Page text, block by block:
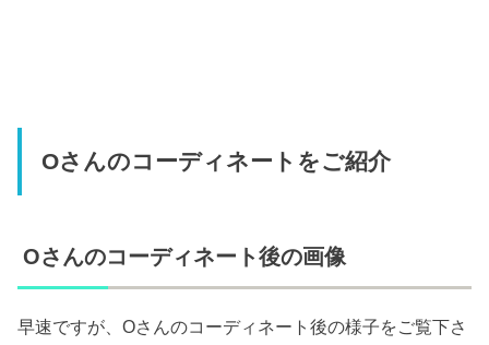
Oさんのコーディネートをご紹介
Oさんのコーディネート後の画像
早速ですが、Oさんのコーディネート後の様子をご覧下さ